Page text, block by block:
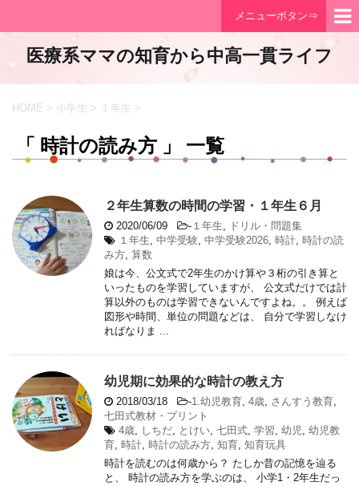
メニューボタン⇒
医療系ママの知育から中高一貫ライフ
HOME > 小学生 > １年生 >
「 時計の読み方 」 一覧
２年生算数の時間の学習・１年生６月
2020/06/09 - １年生, ドリル・問題集
１年生, 中学受験, 中学受験2026, 時計, 時計の読
み方, 算数
娘は今、公文式で2年生のかけ算や３桁の引き算と
いったものを学習していますが、 公文式だけでは計
算以外のものは学習できないんですよね。。 例えば
図形や時間、単位の問題などは、 自分で学習しなけ
ればなりま ...
幼児期に効果的な時計の教え方
2018/03/18 -1.幼児教育, 4歳, さんすう教育,
七田式教材・プリント
4歳, しちだ, とけい, 七田式, 学習, 幼児, 幼児教
育, 時計, 時計の読み方, 知育, 知育玩具
時計を読むのは何歳から？ たしか昔の記憶を辿る
と、 時計の読み方を学ぶのは、 小学1・2年生だっ